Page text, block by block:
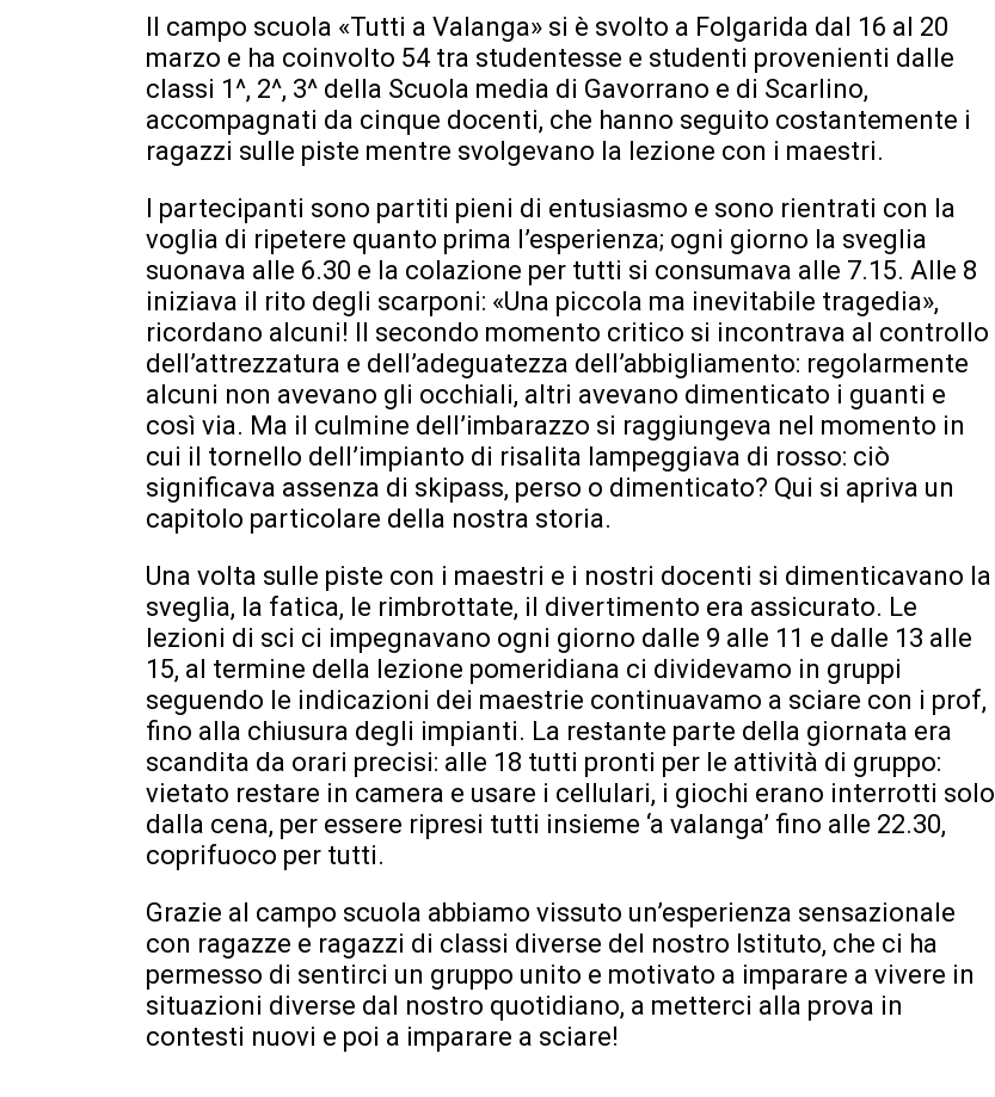
Il campo scuola «Tutti a Valanga» si è svolto a Folgarida dal 16 al 20
marzo e ha coinvolto 54 tra studentesse e studenti provenienti dalle
classi 1^, 2^, 3^ della Scuola media di Gavorrano e di Scarlino,
accompagnati da cinque docenti, che hanno seguito costantemente i
ragazzi sulle piste mentre svolgevano la lezione con i maestri.
I partecipanti sono partiti pieni di entusiasmo e sono rientrati con la
voglia di ripetere quanto prima l’esperienza; ogni giorno la sveglia
suonava alle 6.30 e la colazione per tutti si consumava alle 7.15. Alle 8
iniziava il rito degli scarponi: «Una piccola ma inevitabile tragedia»,
ricordano alcuni! Il secondo momento critico si incontrava al controllo
dell’attrezzatura e dell’adeguatezza dell’abbigliamento: regolarmente
alcuni non avevano gli occhiali, altri avevano dimenticato i guanti e
così via. Ma il culmine dell’imbarazzo si raggiungeva nel momento in
cui il tornello dell’impianto di risalita lampeggiava di rosso: ciò
significava assenza di skipass, perso o dimenticato? Qui si apriva un
capitolo particolare della nostra storia.
Una volta sulle piste con i maestri e i nostri docenti si dimenticavano la
sveglia, la fatica, le rimbrottate, il divertimento era assicurato. Le
lezioni di sci ci impegnavano ogni giorno dalle 9 alle 11 e dalle 13 alle
15, al termine della lezione pomeridiana ci dividevamo in gruppi
seguendo le indicazioni dei maestrie continuavamo a sciare con i prof,
fino alla chiusura degli impianti. La restante parte della giornata era
scandita da orari precisi: alle 18 tutti pronti per le attività di gruppo:
vietato restare in camera e usare i cellulari, i giochi erano interrotti solo
dalla cena, per essere ripresi tutti insieme ‘a valanga’ fino alle 22.30,
coprifuoco per tutti.
Grazie al campo scuola abbiamo vissuto un’esperienza sensazionale
con ragazze e ragazzi di classi diverse del nostro Istituto, che ci ha
permesso di sentirci un gruppo unito e motivato a imparare a vivere in
situazioni diverse dal nostro quotidiano, a metterci alla prova in
contesti nuovi e poi a imparare a sciare!